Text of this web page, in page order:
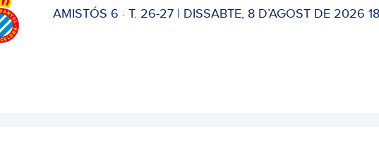
AMISTÓS 6 · T. 26-27 | DISSABTE, 8 D’AGOST DE 2026